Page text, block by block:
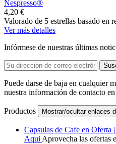
Nespresso®
4,20 €
Valorado de 5 estrellas basado en
Ver más detalles
Infórmese de nuestras últimas
Puede darse de baja en cualquier
nuestra información de contacto
Productos Mostrar/ocultar enlaces
Capsulas de Cafe en Oferta
Aqui Aprovecha las ofertas